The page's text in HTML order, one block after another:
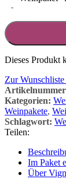
-
Dieses Produkt
Zur
Kategorien:
Weinpakete,
Schlagwort:
Teilen:
Im Paket
Über